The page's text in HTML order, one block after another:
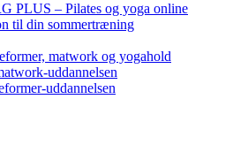
PLUS – Pilates og yoga online
til din sommertræning
matwork og yogahold
uddannelsen
uddannelsen